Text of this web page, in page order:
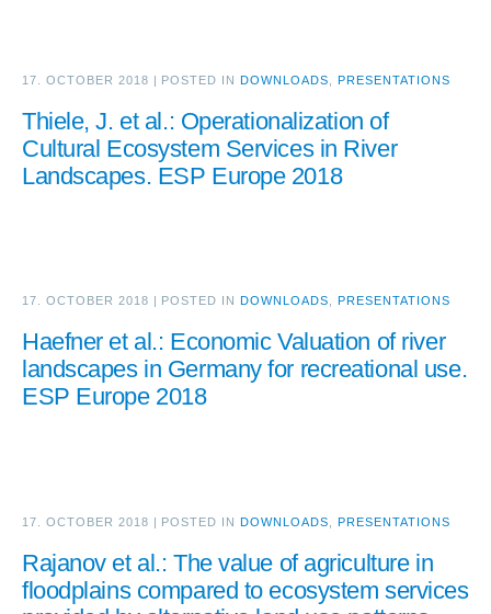
17. OCTOBER 2018 | POSTED IN DOWNLOADS PRESENTATIONS
Thiele, J. et al.: Operationalization of
Cultural Ecosystem Services in River
Landscapes. ESP Europe 2018
17. OCTOBER 2018 | POSTED IN DOWNLOADS PRESENTATIONS
Haefner et al.: Economic Valuation of river
landscapes in Germany for recreational use.
ESP Europe 2018
17. OCTOBER 2018 | POSTED IN DOWNLOADS PRESENTATIONS
Rajanov et al.: The value of agriculture in
floodplains compared to ecosystem services